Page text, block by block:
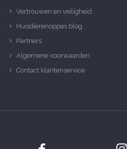
Vertrouwen en veiligheid
Huisdierenoppas blog
Partners
Algemene voorwaarden
Contact klantenservice